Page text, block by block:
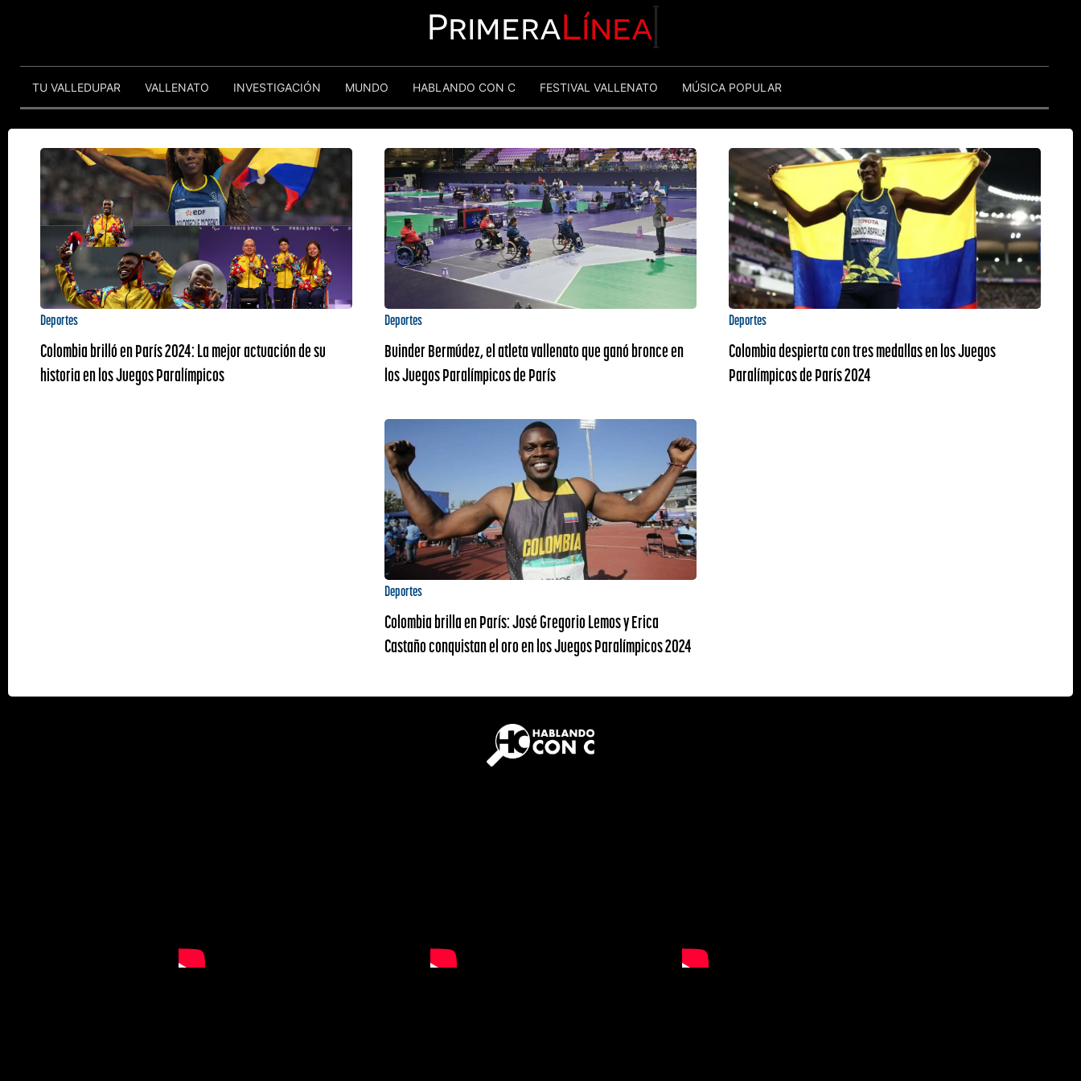
PrimeraLínea
TU VALLEDUPAR VALLENATO INVESTIGACIÓN MUNDO HABLANDO CON C FESTIVAL VALLENATO MÚSICA POPULAR
Deportes
Colombia brilló en París 2024: La mejor actuación de su
historia en los Juegos Paralímpicos
Deportes
Buinder Bermúdez, el atleta vallenato que ganó bronce en
los Juegos Paralímpicos de París
Deportes
Colombia despierta con tres medallas en los Juegos
Paralímpicos de París 2024
Deportes
Colombia brilla en París: José Gregorio Lemos y Erica
Castaño conquistan el oro en los Juegos Paralímpicos 2024